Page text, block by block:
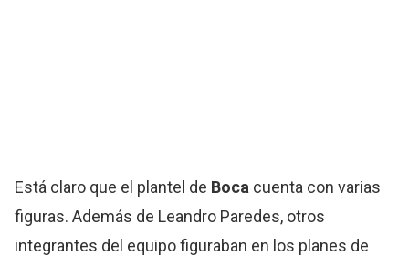
Está claro que el plantel de Boca cuenta con varias
figuras. Además de Leandro Paredes, otros
integrantes del equipo figuraban en los planes de